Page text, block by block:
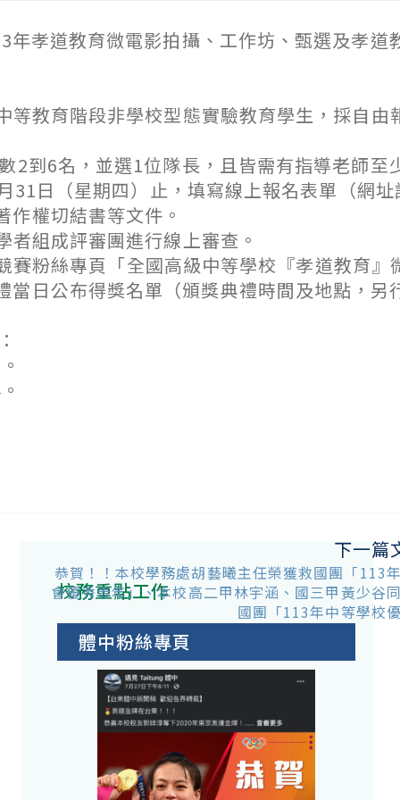
孝道教育微電影拍攝、工作坊、甄選及孝道
育階段非學校型態實驗教育學生，採自由
6名，並選1位隊長，且皆需有指導老師至
（星期四）止，填寫線上報名表單（網址
權切結書等文件。
組成評審團進行線上審查。
絲專頁「全國高級中等學校『孝道教育』
日公布得獎名單（頒獎典禮時間及地點，另
下一篇
恭賀！！本校學務處胡藝曦主任榮獲救國團「113
會優秀青年」、本校高二甲林宇涵、國三甲黃少谷
國團「113年中等學校
校務重點工作
體中粉絲專頁